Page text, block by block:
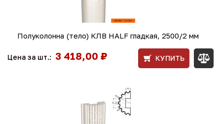
Полуколонна (тело) КЛВ HALF гладкая, 2500/2 мм
Цена за шт.: 3 418,00 ₽ КУПИТЬ